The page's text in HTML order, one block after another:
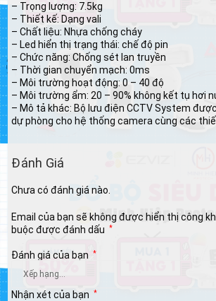
– Trọng lượng: 7.5kg
– Thiết kế: Dạng vali
– Chất liệu: Nhựa chống cháy
– Led hiển thị trạng thái: chế độ pin
– Chức năng: Chống sét lan truyền
– Thời gian chuyển mạch: 0ms
– Môi trường hoạt động: 0 – 40 độ
– Môi trường ẩm: 20 – 90% không kết tụ hơi
– Mô tả khác: Bộ lưu điện CCTV System
dự phòng cho hệ thống camera cùng các
Đánh Giá
Chưa có đánh giá nào.
Email của bạn sẽ không được hiển thị công
buộc được đánh dấu
*
Đánh giá của bạn *
Nhận xét của bạn *